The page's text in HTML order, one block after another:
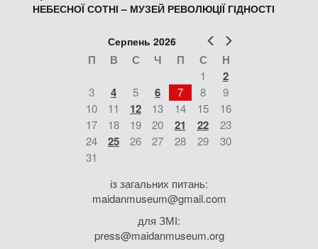
НЕБЕСНОЇ СОТНІ – МУЗЕЙ РЕВОЛЮЦІЇ ГІДНОСТІ
Попер
Серпень 2026
П В С Ч П С Н
1 2
3 4 5 6 7 8
9
10
11 12 13 14 15
16
17
18 19 20 21 22
23
24
25 26 27 28 29
30
31
із загальних питань:
maidanmuseum@gmail.com
для ЗМІ:
press@maidanmuseum.org